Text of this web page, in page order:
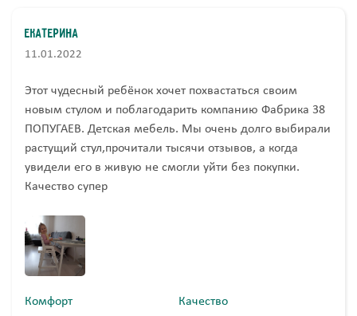
Екатерина
11.01.2022
Этот чудесный ребёнок хочет похвастаться своим
новым стулом и поблагодарить компанию Фабрика 38
ПОПУГАЕВ. Детская мебель. Мы очень долго выбирали
растущий стул,прочитали тысячи отзывов, а когда
увидели его в живую не смогли уйти без покупки.
Качество супер
Комфорт Качество